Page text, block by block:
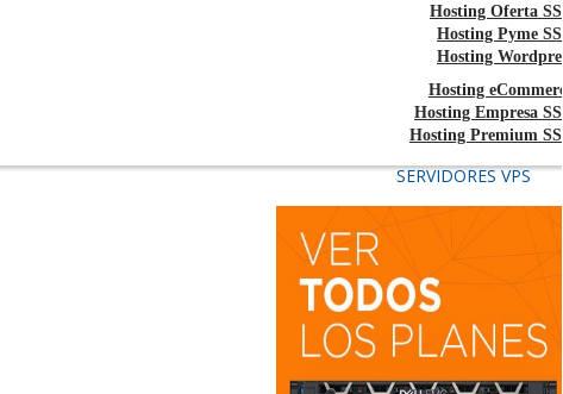
Hosting Oferta
Hosting Pyme
Hosting
Hosting
Hosting Empresa
Hosting Premium
SERVIDORES VPS